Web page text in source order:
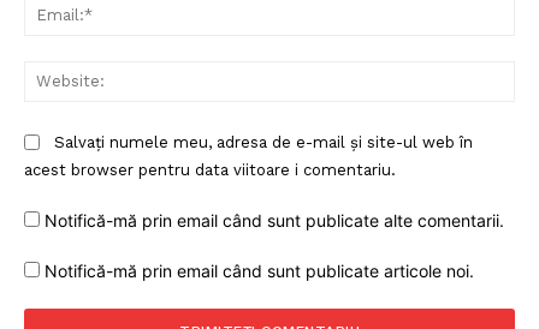
Salvați numele meu, adresa de e-mail și site-ul web în
acest browser pentru data viitoare i comentariu.
Notifică-mă prin email când sunt publicate alte comentarii.
Notifică-mă prin email când sunt publicate articole noi.